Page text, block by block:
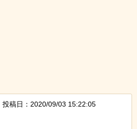
投稿日：2020/09/03 15:22:05